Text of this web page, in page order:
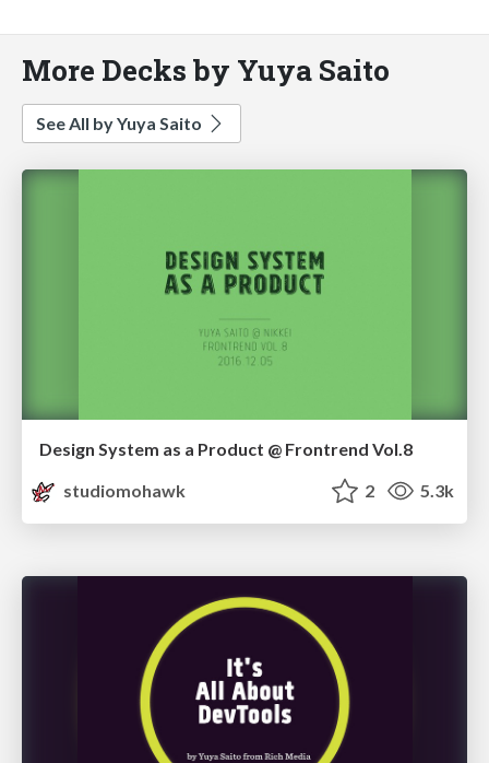
More Decks by Yuya Saito
See All by Yuya Saito
Design System as a Product @ Frontrend Vol.8
studiomohawk
2 5.3k